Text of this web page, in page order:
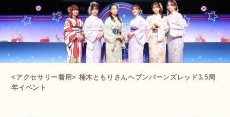
<アクセサリー着用> 楠木ともりさんヘブンバーンズレッド3.5周
年イベント